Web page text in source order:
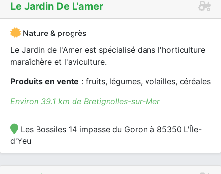
Le Jardin De L'amer
Nature & progrès
Le Jardin de l'Amer est spécialisé dans l'horticulture
maraîchère et l'aviculture.
Produits en vente : fruits, légumes, volailles, céréales
Environ 39.1 km de Bretignolles-sur-Mer
Les Bossiles 14 impasse du Goron à 85350 L'Île-
d'Yeu